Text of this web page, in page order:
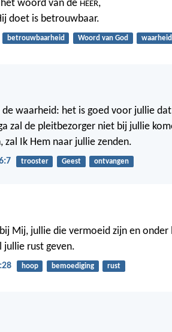
woord van de HEER,
doet is betrouwbaar.
betrouwbaarheid Woord van God waarheid
waarheid: het is goed voor jullie
zal de pleitbezorger niet bij jullie
zal Ik Hem naar jullie zenden.
trooster Geest ontvangen
Mij, jullie die vermoeid zijn en onder
jullie rust geven.
hoop bemoediging rust